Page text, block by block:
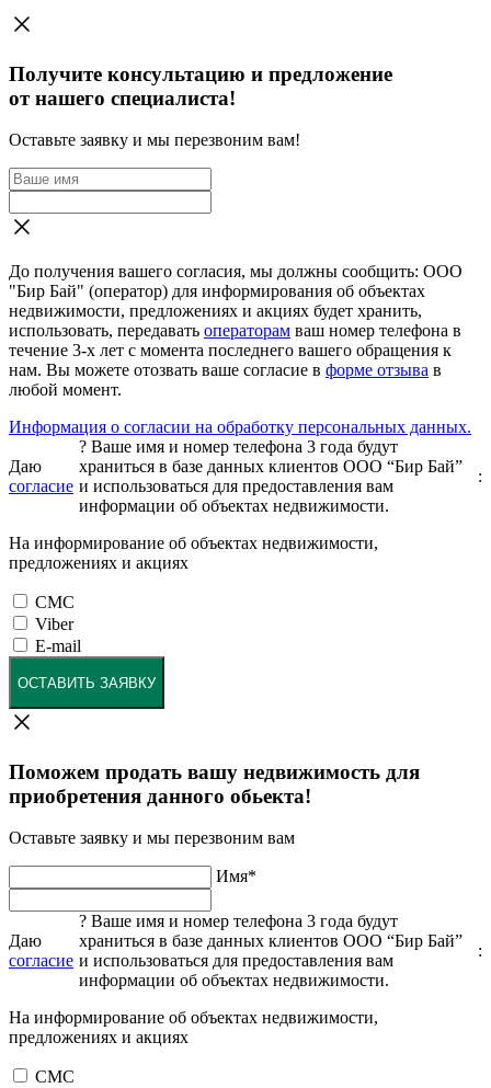
Получите консультацию и предложение
от нашего специалиста!
Оставьте заявку и мы перезвоним вам!
До получения вашего согласия, мы должны сообщить: ООО
"Бир Бай" (оператор) для информирования об объектах
недвижимости, предложениях и акциях будет хранить,
использовать, передавать операторам ваш номер телефона в
течение 3-х лет с момента последнего вашего обращения к
нам. Вы можете отозвать ваше согласие в форме отзыва в
любой момент.
Информация о согласии на обработку персональных данных.
Даю
согласие
? Ваше имя и номер телефона 3 года будут
храниться в базе данных клиентов ООО “Бир Бай”
и использоваться для предоставления вам
информации об объектах недвижимости.
:
На информирование об объектах недвижимости,
предложениях и акциях
СМС
Viber
E-mail
ОСТАВИТЬ ЗАЯВКУ
Поможем продать вашу недвижимость для
приобретения данного обьекта!
Оставьте заявку и мы перезвоним вам
Имя*
Даю
согласие
? Ваше имя и номер телефона 3 года будут
храниться в базе данных клиентов ООО “Бир Бай”
и использоваться для предоставления вам
информации об объектах недвижимости.
:
На информирование об объектах недвижимости,
предложениях и акциях
СМС